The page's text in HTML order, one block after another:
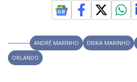
ANDRÉ MARINHO DRIKA MARINHO
ORLANDO